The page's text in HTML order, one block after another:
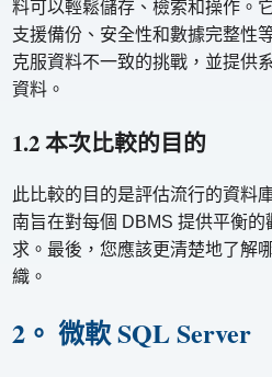
料可以輕鬆儲存、檢索和操作。
支援備份、安全性和數據完整性
克服資料不一致的挑戰，並提供
資料。
1.2 本次比較的目的
此比較的目的是評估流行的資料
南旨在對每個 DBMS 提供平衡
求。最後，您應該更清楚地了解
織。
2。 微軟 SQL Server